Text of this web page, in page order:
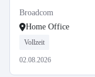
Broadcom
Home Office
Vollzeit
02.08.2026